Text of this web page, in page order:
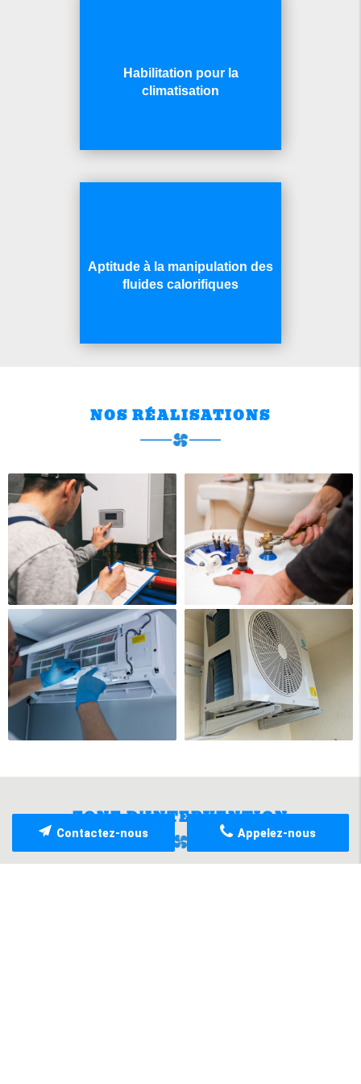
Habilitation pour la
climatisation
Aptitude à la manipulation des
fluides calorifiques
NOS RÉALISATIONS
ZONE D'INTERVENTION
Appelez-nous
Contactez-nous